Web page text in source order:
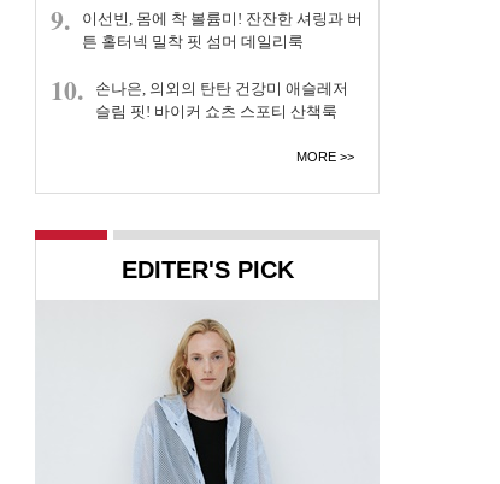
9.
이선빈, 몸에 착 볼륨미! 잔잔한 셔링과 버
튼 홀터넥 밀착 핏 섬머 데일리룩
10.
손나은, 의외의 탄탄 건강미 애슬레저
슬림 핏! 바이커 쇼츠 스포티 산책룩
MORE
EDITER'S PICK